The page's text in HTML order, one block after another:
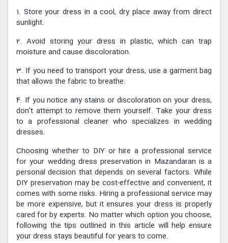
1. Store your dress in a cool, dry place away from direct
sunlight.
2. Avoid storing your dress in plastic, which can trap
moisture and cause discoloration.
3. If you need to transport your dress, use a garment bag
that allows the fabric to breathe.
4. If you notice any stains or discoloration on your dress,
don't attempt to remove them yourself. Take your dress
to a professional cleaner who specializes in wedding
dresses.
Choosing whether to DIY or hire a professional service
for your wedding dress preservation in Mazandaran is a
personal decision that depends on several factors. While
DIY preservation may be cost-effective and convenient, it
comes with some risks. Hiring a professional service may
be more expensive, but it ensures your dress is properly
cared for by experts. No matter which option you choose,
following the tips outlined in this article will help ensure
your dress stays beautiful for years to come.